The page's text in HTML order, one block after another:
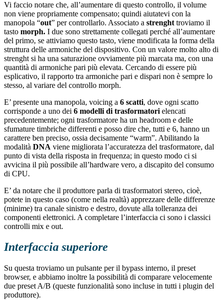
Vi faccio notare che, all’aumentare di questo controllo, il volume
non viene propriamente compensato; quindi aiutatevi con la
manopola “out” per controllarlo. Associato a strenght troviamo il
tasto morph. I due sono strettamente collegati perché all’aumentare
del primo, se attiviamo questo tasto, viene modificata la forma della
struttura delle armoniche del dispositivo. Con un valore molto alto di
strenght si ha una saturazione ovviamente più marcata ma, con una
quantità di armoniche pari più elevata. Cercando di essere più
esplicativo, il rapporto tra armoniche pari e dispari non è sempre lo
stesso, al variare del controllo morph.
E’ presente una manopola, voicing a 6 scatti, dove ogni scatto
corrisponde a uno dei 6 modelli di trasformatori elencati
precedentemente; ogni trasformatore ha un headroom e delle
sfumature timbriche differenti e posso dire che, tutti e 6, hanno un
carattere ben preciso, ossia decisamente “warm”. Abilitando la
modalità DNA viene migliorata l’accuratezza del trasformatore, dal
punto di vista della risposta in frequenza; in questo modo ci si
avvicina il più possibile all’hardware vero, a discapito del consumo
di CPU.
E’ da notare che il produttore parla di trasformatori stereo, cioè,
potete in questo caso (come nella realtà) apprezzare delle differenze
(minime) tra canale sinistro e destro, dovute alla tolleranza dei
componenti elettronici. A completare l’interfaccia ci sono i classici
controlli mix e out.
Interfaccia superiore
Su questa troviamo un pulsante per il bypass interno, il preset
browser, e abbiamo inoltre la possibilità di comparare velocemente
due preset A/B (queste funzionalità sono incluse in tutti i plugin del
produttore).